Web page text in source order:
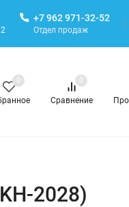
+7 962 971-32-52
Отдел продаж
0
Сравнение
0
2028)